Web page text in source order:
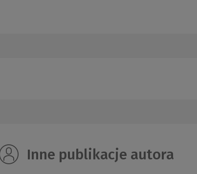
Inne publikacje autora